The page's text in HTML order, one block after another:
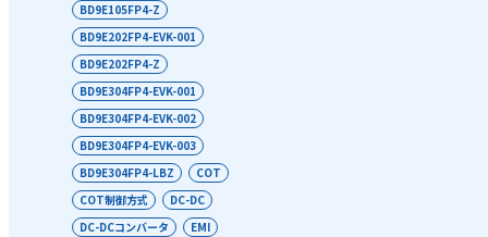
BD9E105FP4-Z
BD9E202FP4-EVK-001
BD9E202FP4-Z
BD9E304FP4-EVK-001
BD9E304FP4-EVK-002
BD9E304FP4-EVK-003
BD9E304FP4-LBZ
COT
COT制御方式
DC-DC
DC-DCコンバータ
EMI